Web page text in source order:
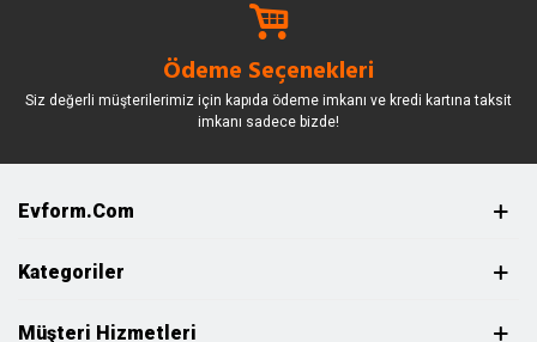
Ödeme Seçenekleri
Siz değerli müşterilerimiz için kapıda ödeme imkanı ve kredi kartına taksit
imkanı sadece bizde!
Evform.com
Kategoriler
Müşteri Hizmetleri